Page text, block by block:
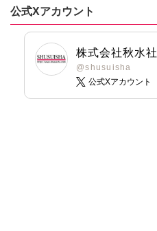
公式Xアカウント
株式会社秋水社
@shusuisha
公式Xアカウント